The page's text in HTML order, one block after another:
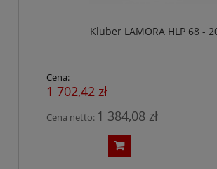
Kluber LAMORA HLP 68 -
Cena:
1 702,42 zł
Cena netto: 1 384,08 zł